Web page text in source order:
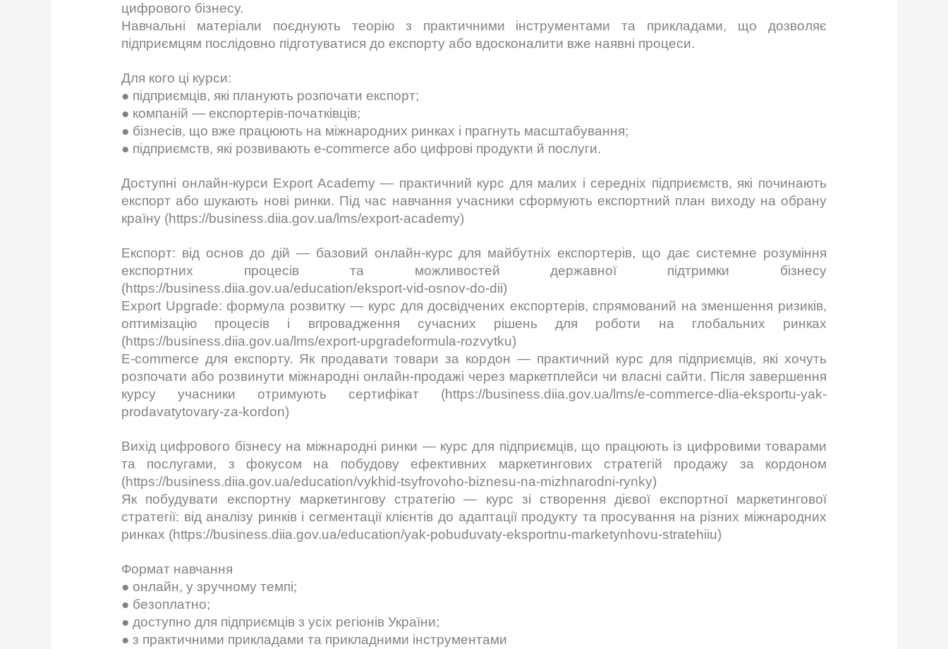
цифрового бізнесу.
Навчальні матеріали поєднують теорію з практичними інструментами та прикладами, що дозволяє
підприємцям послідовно підготуватися до експорту або вдосконалити вже наявні процеси.
Для кого ці курси:
● підприємців, які планують розпочати експорт;
● компаній — експортерів-початківців;
● бізнесів, що вже працюють на міжнародних ринках і прагнуть масштабування;
● підприємств, які розвивають e-commerce або цифрові продукти й послуги.
Доступні онлайн-курси Export Academy — практичний курс для малих і середніх підприємств, які починають
експорт або шукають нові ринки. Під час навчання учасники сформують експортний план виходу на обрану
країну (https://business.diia.gov.ua/lms/export-academy)
Експорт: від основ до дій — базовий онлайн-курс для майбутніх експортерів, що дає системне розуміння
експортних процесів та можливостей державної підтримки бізнесу
(https://business.diia.gov.ua/education/eksport-vid-osnov-do-dii)
Export Upgrade: формула розвитку — курс для досвідчених експортерів, спрямований на зменшення ризиків,
оптимізацію процесів і впровадження сучасних рішень для роботи на глобальних ринках
(https://business.diia.gov.ua/lms/export-upgradeformula-rozvytku)
E-commerce для експорту. Як продавати товари за кордон — практичний курс для підприємців, які хочуть
розпочати або розвинути міжнародні онлайн-продажі через маркетплейси чи власні сайти. Після завершення
курсу учасники отримують сертифікат (https://business.diia.gov.ua/lms/e-commerce-dlia-eksportu-yak-
prodavatytovary-za-kordon)
Вихід цифрового бізнесу на міжнародні ринки — курс для підприємців, що працюють із цифровими товарами
та послугами, з фокусом на побудову ефективних маркетингових стратегій продажу за кордоном
(https://business.diia.gov.ua/education/vykhid-tsyfrovoho-biznesu-na-mizhnarodni-rynky)
Як побудувати експортну маркетингову стратегію — курс зі створення дієвої експортної маркетингової
стратегії: від аналізу ринків і сегментації клієнтів до адаптації продукту та просування на різних міжнародних
ринках (https://business.diia.gov.ua/education/yak-pobuduvaty-eksportnu-marketynhovu-stratehiiu)
Формат навчання
● онлайн, у зручному темпі;
● безоплатно;
● доступно для підприємців з усіх регіонів України;
● з практичними прикладами та прикладними інструментами